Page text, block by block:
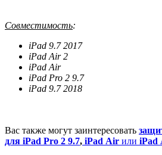
Совместимость:
iPad 9.7 2017
iPad Air 2
iPad Air
iPad Pro 2 9.7
iPad 9.7 2018
Вас также могут заинтересовать
для iPad Pro 2 9.7, iPad Air или iPad